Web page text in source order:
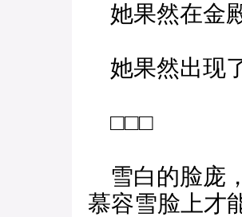
她果然在金
她果然出现
□□□
雪白的脸庞
慕容雪脸上才